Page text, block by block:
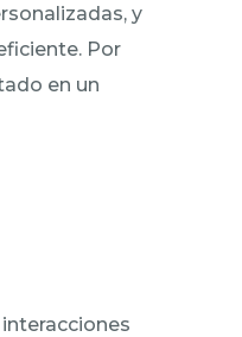
y
Por
en un